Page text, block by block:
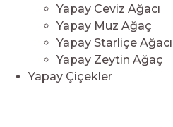
Yapay Ceviz Ağacı
Yapay Muz Ağaç
Yapay Starliçe Ağacı
Yapay Zeytin Ağaç
Yapay Çiçekler